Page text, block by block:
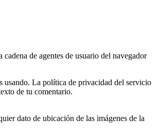
de agentes de usuario del navegador
usando. La política de privacidad del servicio
de tu comentario.
dato de ubicación de las imágenes de la